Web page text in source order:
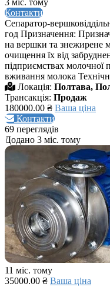
3 міс. тому
Контакти
Сепаратор-
год Призначення:
на вершки та знежирене
очищення їх від
підприємствах молочної
вживання молока
Локація: Полтава,
Трансакція: Продаж
180000.00 ₴ Ваша ціна
Контакти
69 переглядів
Додано 3 міс. тому
11 міс. тому
35000.00 ₴ Ваша ціна